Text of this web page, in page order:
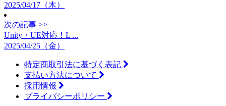
2025/04/17（木）
次の記事 >>
Unity・UE対応！L ...
2025/04/25（金）
特定商取引法に基づく表記
支払い方法について
採用情報
プライバシーポリシー